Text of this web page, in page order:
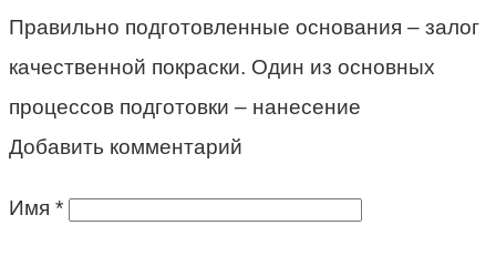
Правильно подготовленные основания – залог
качественной покраски. Один из основных
процессов подготовки – нанесение
Добавить комментарий
Имя *